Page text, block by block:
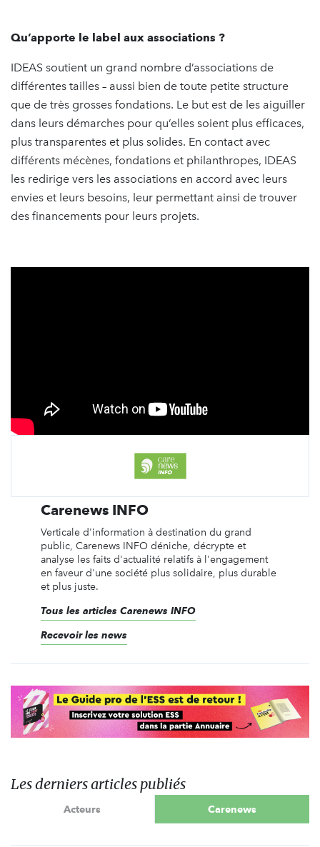
Qu’apporte le label aux associations ?
IDEAS soutient un grand nombre d’associations de
différentes tailles – aussi bien de toute petite structure
que de très grosses fondations. Le but est de les aiguiller
dans leurs démarches pour qu’elles soient plus efficaces,
plus transparentes et plus solides. En contact avec
différents mécènes, fondations et philanthropes, IDEAS
les redirige vers les associations en accord avec leurs
envies et leurs besoins, leur permettant ainsi de trouver
des financements pour leurs projets.
Carenews INFO
Verticale d'information à destination du grand
public, Carenews INFO déniche, décrypte et
analyse les faits d'actualité relatifs à l'engagement
en faveur d'une société plus solidaire, plus durable
et plus juste.
Tous les articles Carenews INFO
Recevoir les news
Les derniers articles publiés
Acteurs Carenews